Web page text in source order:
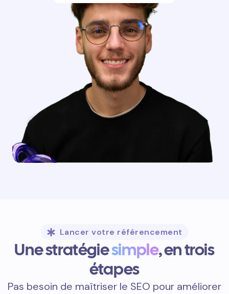
Lancer votre référencement
Une stratégiesimple, en trois
étapes
Pas besoin de maîtriser le SEO pour améliorer